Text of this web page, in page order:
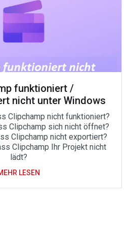
funktioniert /
nicht unter Windows
Clipchamp nicht funktioniert?
Clipchamp sich nicht öffnet?
Clipchamp nicht exportiert?
Clipchamp Ihr Projekt nicht
lädt?
LESEN